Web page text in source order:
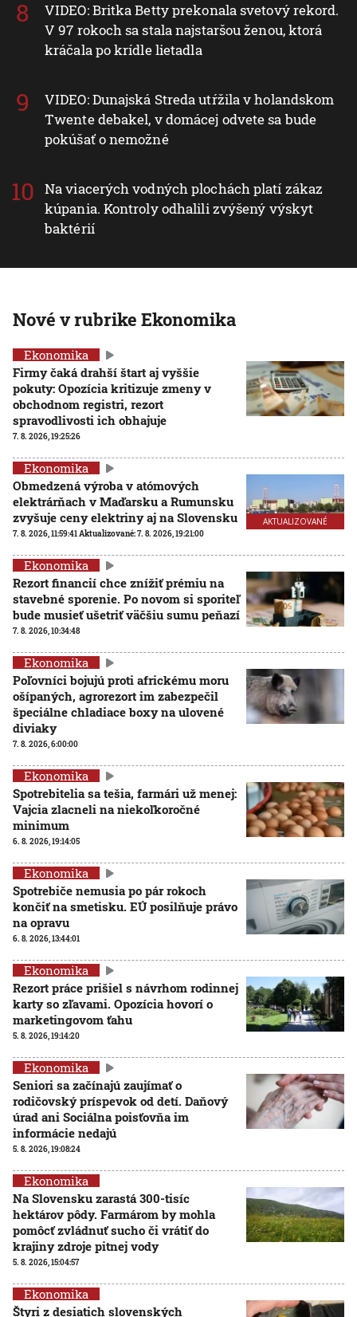
VIDEO: Britka Betty prekonala svetový rekord.
V 97 rokoch sa stala najstaršou ženou, ktorá
kráčala po krídle lietadla
VIDEO: Dunajská Streda utŕžila v holandskom
Twente debakel, v domácej odvete sa bude
pokúšať o nemožné
Na viacerých vodných plochách platí zákaz
kúpania. Kontroly odhalili zvýšený výskyt
baktérií
Nové v rubrike Ekonomika
Ekonomika
Firmy čaká drahší štart aj vyššie
pokuty: Opozícia kritizuje zmeny v
obchodnom registri, rezort
spravodlivosti ich obhajuje
7. 8. 2026, 19:25:26
AKTUALIZOVANÉ
Ekonomika
Obmedzená výroba v atómových
elektrárňach v Maďarsku a Rumunsku
zvyšuje ceny elektriny aj na Slovensku
7. 8. 2026, 11:59:41Aktualizované:7. 8. 2026, 19:21:00
Ekonomika
Rezort financií chce znížiť prémiu na
stavebné sporenie. Po novom si sporiteľ
bude musieť ušetriť väčšiu sumu peňazí
7. 8. 2026, 10:34:48
Ekonomika
Poľovníci bojujú proti africkému moru
ošípaných, agrorezort im zabezpečil
špeciálne chladiace boxy na ulovené
diviaky
7. 8. 2026, 6:00:00
Ekonomika
Spotrebitelia sa tešia, farmári už menej:
Vajcia zlacneli na niekoľkoročné
minimum
6. 8. 2026, 19:14:05
Ekonomika
Spotrebiče nemusia po pár rokoch
končiť na smetisku. EÚ posilňuje právo
na opravu
6. 8. 2026, 13:44:01
Ekonomika
Rezort práce prišiel s návrhom rodinnej
karty so zľavami. Opozícia hovorí o
marketingovom ťahu
5. 8. 2026, 19:14:20
Ekonomika
Seniori sa začínajú zaujímať o
rodičovský príspevok od detí. Daňový
úrad ani Sociálna poisťovňa im
informácie nedajú
5. 8. 2026, 19:08:24
Ekonomika
Na Slovensku zarastá 300-tisíc
hektárov pôdy. Farmárom by mohla
pomôcť zvládnuť sucho či vrátiť do
krajiny zdroje pitnej vody
5. 8. 2026, 15:04:57
Ekonomika
Štyri z desiatich slovenských